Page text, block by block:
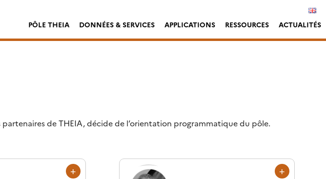
PÔLE THEIA DONNÉES & SERVICES APPLICATIONS RESSOURCES ACTUALITÉS
de THEIA, décide de l’orientation programmatique du pôle.